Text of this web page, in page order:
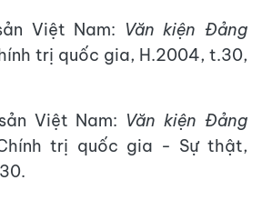
Việt Nam: Văn kiện Đảng
trị quốc gia, H.2004, t.30,
Việt Nam: Văn kiện Đảng
trị quốc gia - Sự thật,